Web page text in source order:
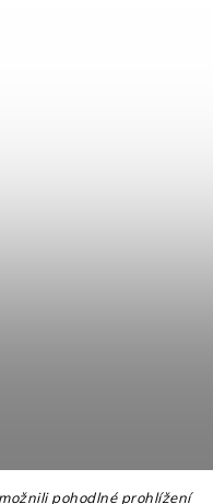
pohodlné prohlížení